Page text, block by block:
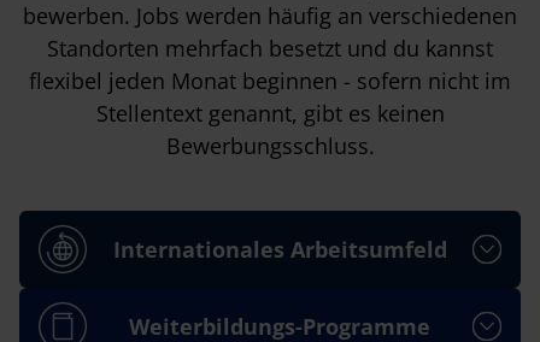
bewerben. Jobs werden häufig an verschiedenen
Standorten mehrfach besetzt und du kannst
flexibel jeden Monat beginnen - sofern nicht im
Stellentext genannt, gibt es keinen
Bewerbungsschluss.
Internationales Arbeitsumfeld
Weiterbildungs-Programme